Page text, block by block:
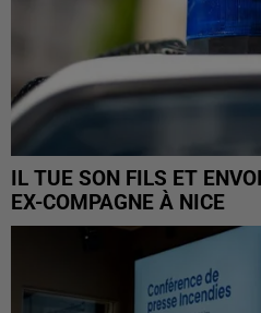
IL TUE SON FILS ET
EX-COMPAGNE À NICE